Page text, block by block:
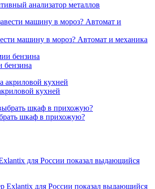
анализатор металлов
машину в мороз? Автомат и механика
бензина
кухней
шкаф в прихожую?
для России показал выдающийся